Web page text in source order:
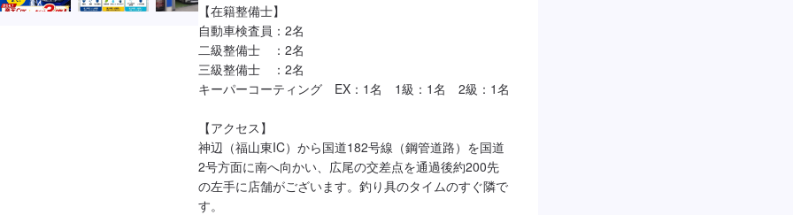
【在籍整備士】
自動車検査員：2名
二級整備士　：2名
三級整備士　：2名
キーパーコーティング　EX：1名　1級：1名　2級：1名
【アクセス】
神辺（福山東IC）から国道182号線（鋼管道路）を国道
2号方面に南へ向かい、広尾の交差点を通過後約200先
の左手に店舗がございます。釣り具のタイムのすぐ隣で
す。